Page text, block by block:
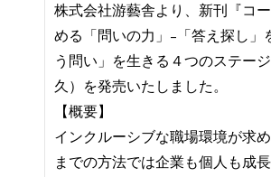
株式会社游藝舎より、新刊『コ
める「問いの力」-「答え探し」
う問い」を生きる４つのステー
久）を発売いたしました。
【概要】
インクルーシブな職場環境が求
までの方法では企業も個人も成